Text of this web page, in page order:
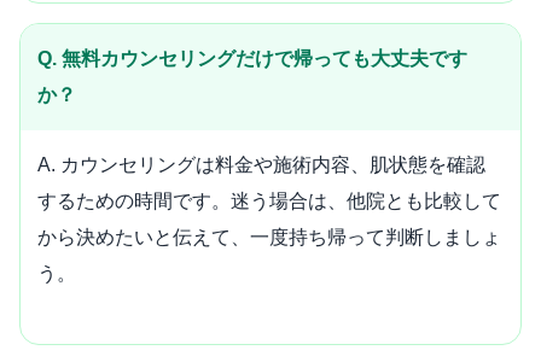
Q. 無料カウンセリングだけで帰っても大丈夫です
か？
A. カウンセリングは料金や施術内容、肌状態を確認
するための時間です。迷う場合は、他院とも比較して
から決めたいと伝えて、一度持ち帰って判断しましょ
う。